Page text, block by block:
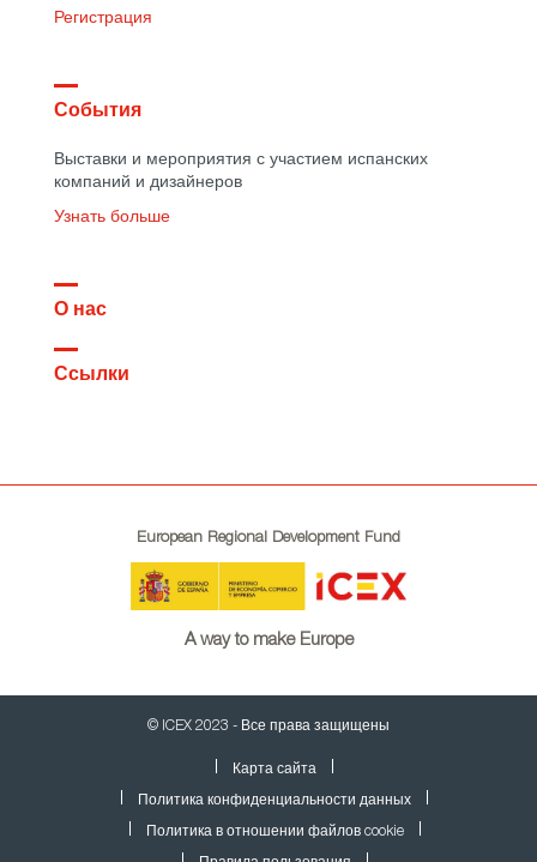
Регистрация
События
Выставки и мероприятия с участием испанских
компаний и дизайнеров
Узнать больше
О нас
Ссылки
European Regional Development Fund
A way to make Europe
© ICEX 2023 - Все права защищены
Карта сайта
Политика конфиденциальности данных
Политика в отношении файлов cookie